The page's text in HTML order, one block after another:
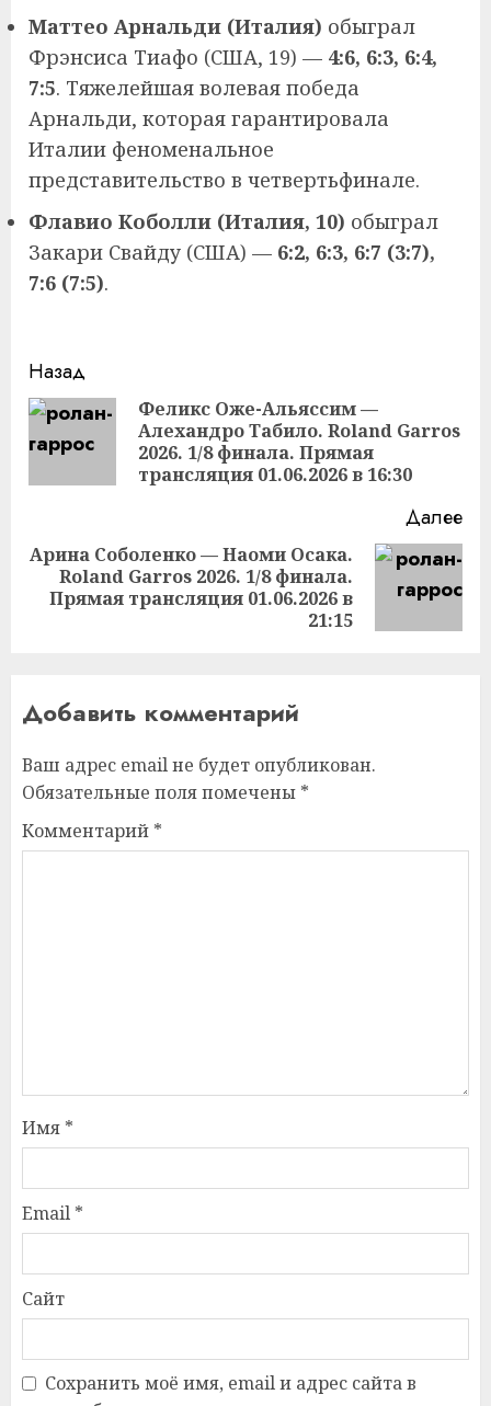
Маттео Арнальди (Италия) обыграл
Фрэнсиса Тиафо (США, 19) — 4:6, 6:3, 6:4,
7:5. Тяжелейшая волевая победа
Арнальди, которая гарантировала
Италии феноменальное
представительство в четвертьфинале.
Флавио Коболли (Италия, 10) обыграл
Закари Свайду (США) — 6:2, 6:3, 6:7 (3:7),
7:6 (7:5).
Продолжить
чтение
Назад
Феликс Оже-Альяссим —
Алехандро Табило. Roland Garros
2026. 1/8 финала. Прямая
трансляция 01.06.2026 в 16:30
Далее
Следующая
запись:
Арина Соболенко — Наоми Осака.
Roland Garros 2026. 1/8 финала.
Прямая трансляция 01.06.2026 в
21:15
Добавить комментарий
Ваш адрес email не будет опубликован.
Обязательные поля помечены *
Комментарий *
Имя *
Email *
Сайт
Сохранить моё имя, email и адрес сайта в